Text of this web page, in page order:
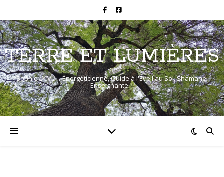
TERRE ET LUMIÈRES
Sophie LY VU – Énergéticienne, Guide à l'Éveil au Soi, Shamane,
Enseignante…